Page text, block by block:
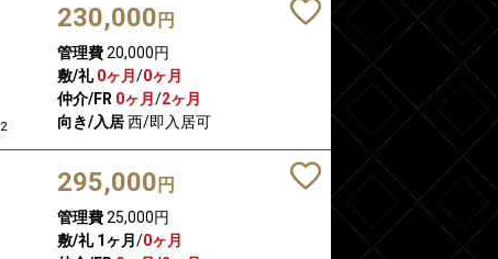
2
230,000 円
管理費20,000円
敷/礼 0ヶ月/0ヶ月
仲介/FR 0ヶ月/2ヶ月
向き/入居西/即入居可
295,000 円
管理費25,000円
敷/礼 1ヶ月/0ヶ月